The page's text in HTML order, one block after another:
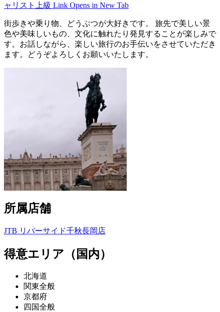
ャリスト上級 Link Opens in New Tab
街歩きや乗り物、どうぶつが大好きです。 旅先で美しい景
色や美味しいもの、文化に触れたり発見することが楽しみで
す。お話しながら、楽しい旅行のお手伝いをさせていただき
ます。どうぞよろしくお願いいたします。
所属店舗
JTB リバーサイド千秋長岡店
得意エリア（国内）
北海道
関東全般
京都府
四国全般